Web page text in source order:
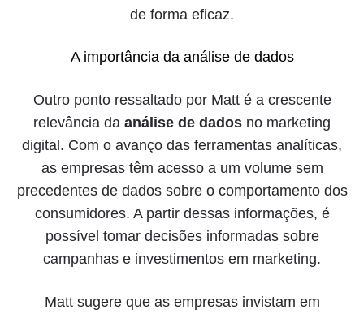
de forma eficaz.
A importância da análise de dados
Outro ponto ressaltado por Matt é a crescente
relevância da análise de dados no marketing
digital. Com o avanço das ferramentas analíticas,
as empresas têm acesso a um volume sem
precedentes de dados sobre o comportamento dos
consumidores. A partir dessas informações, é
possível tomar decisões informadas sobre
campanhas e investimentos em marketing.
Matt sugere que as empresas invistam em